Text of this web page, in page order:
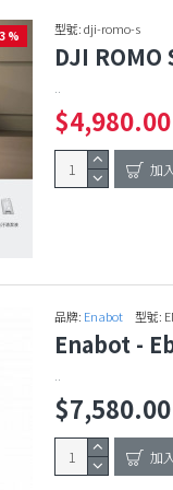
% 型號:dji-romo-s
DJI ROMO
..
$4,980.00
加
品牌: Enabot 型號:
Enabot -
..
$7,580.00
加